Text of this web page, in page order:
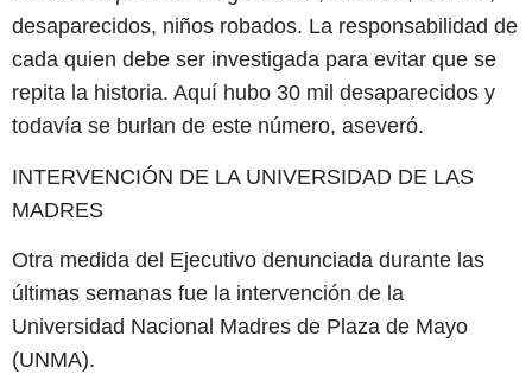
desaparecidos, niños robados. La responsabilidad de
cada quien debe ser investigada para evitar que se
repita la historia. Aquí hubo 30 mil desaparecidos y
todavía se burlan de este número, aseveró.
INTERVENCIÓN DE LA UNIVERSIDAD DE LAS
MADRES
Otra medida del Ejecutivo denunciada durante las
últimas semanas fue la intervención de la
Universidad Nacional Madres de Plaza de Mayo
(UNMA).